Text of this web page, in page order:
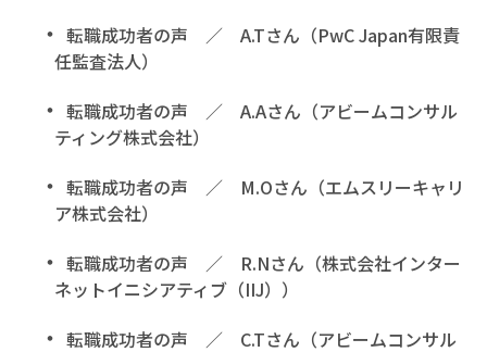
転職成功者の声 ／ A.Tさん（PwC Japan有限責
任監査法人）
転職成功者の声 ／ A.Aさん（アビームコンサル
ティング株式会社）
転職成功者の声 ／ M.Oさん（エムスリーキャリ
ア株式会社）
転職成功者の声 ／ R.Nさん（株式会社インター
ネットイニシアティブ（IIJ））
転職成功者の声 ／ C.Tさん（アビームコンサル